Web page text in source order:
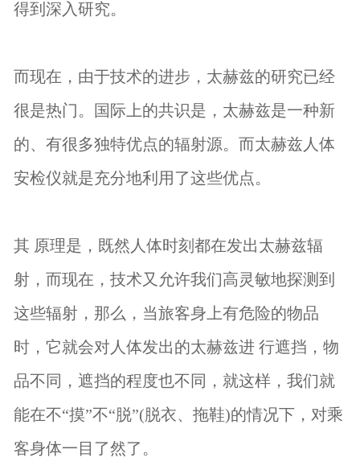
得到深入研究。
而现在，由于技术的进步，太赫兹的研究已经
很是热门。国际上的共识是，太赫兹是一种新
的、有很多独特优点的辐射源。而太赫兹人体
安检仪就是充分地利用了这些优点。
其 原理是，既然人体时刻都在发出太赫兹辐
射，而现在，技术又允许我们高灵敏地探测到
这些辐射，那么，当旅客身上有危险的物品
时，它就会对人体发出的太赫兹进 行遮挡，物
品不同，遮挡的程度也不同，就这样，我们就
能在不“摸”不“脱”(脱衣、拖鞋)的情况下，对乘
客身体一目了然了。